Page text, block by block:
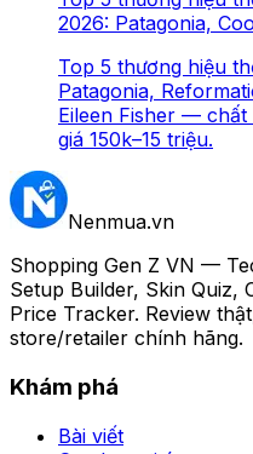
2026: Patagonia,
Top 5 thương hiệu
Patagonia,
Eileen Fisher —
giá 150k–15 triệu.
Nenmua.vn
Shopping Gen Z VN —
Setup Builder, Skin Quiz,
Price Tracker. Review
store/retailer chính hãng.
Khám phá
Bài viết